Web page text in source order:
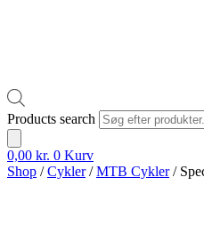
Products search
0,00 kr. 0 Kurv
Shop /Cykler/MTB Cykler/